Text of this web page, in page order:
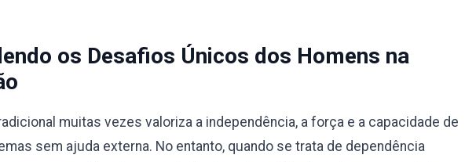
os Desafios Únicos dos Homens na
muitas vezes valoriza a independência, a força e a capacidade de
sem ajuda externa. No entanto, quando se trata de dependência